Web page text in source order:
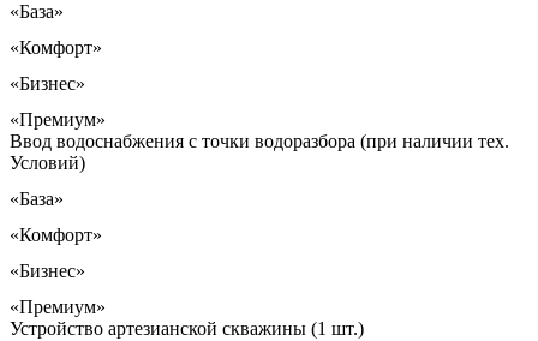
«База»
«Комфорт»
«Бизнес»
«Премиум»
Ввод водоснабжения с точки водоразбора (при наличии тех.
Условий)
«База»
«Комфорт»
«Бизнес»
«Премиум»
Устройство артезианской скважины (1 шт.)